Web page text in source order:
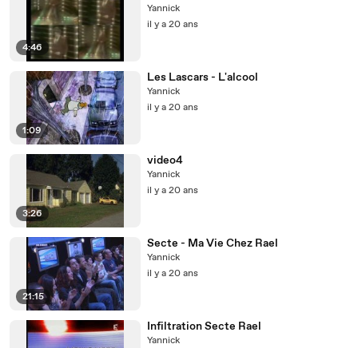
4:46
Yannick
il y a 20 ans
1:09
Les Lascars - L'alcool
Yannick
il y a 20 ans
3:26
video4
Yannick
il y a 20 ans
21:15
Secte - Ma Vie Chez Rael
Yannick
il y a 20 ans
Infiltration Secte Rael
Yannick